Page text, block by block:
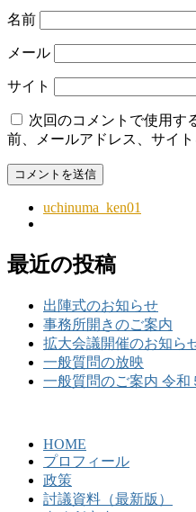
名前
メール
サイト
次回のコメントで使用す
前、メールアドレス、サイト
uchinuma_ken01
最近の投稿
出陣式のお知らせ
事務所開きのご案内
拡大会議開催のお知ら
一般質問の放映
一般質問のご案内 令和
HOME
プロフィール
政策
討議資料（最新版）